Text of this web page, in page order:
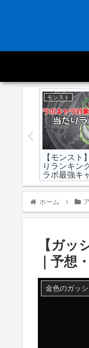
モンスト
【モンスト
りランキン
ラボ最強キ
レンを追加
ホーム
【ガッ
｜予想
金色のガッシ